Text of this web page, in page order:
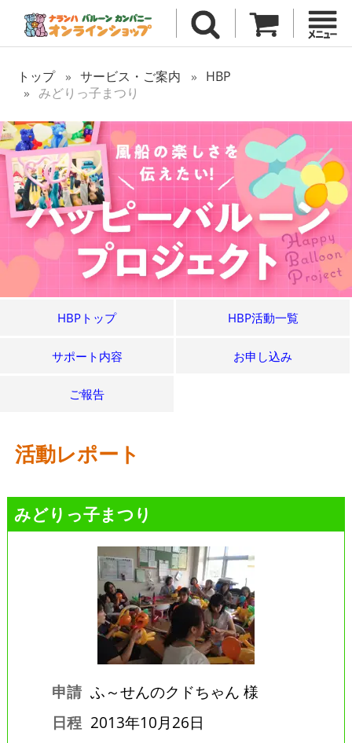
トップ サービス・ご案内
HBP
みどりっ子まつり
HBPトップ HBP活動一覧
サポート内容 お申し込み
ご報告
活動レポート
みどりっ子まつり
申請 ふ～せんのクドちゃん 様
日程 2013年10月26日